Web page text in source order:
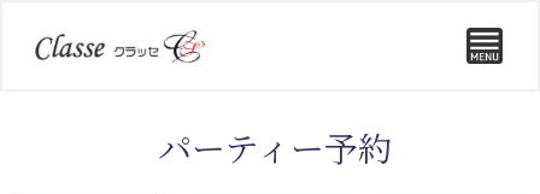
パーティー予約